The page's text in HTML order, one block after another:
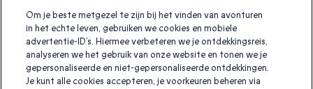
Om je beste metgezel te zijn bij het vinden van avonturen
in het echte leven, gebruiken we cookies en mobiele
advertentie-ID’s. Hiermee verbeteren we je ontdekkingsreis,
analyseren we het gebruik van onze website en tonen we je
gepersonaliseerde en niet-gepersonaliseerde ontdekkingen.
Je kunt alle cookies accepteren, je voorkeuren beheren via